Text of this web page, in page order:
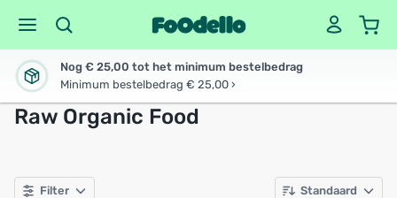
Nog € 25,00 tot het minimum bestelbedrag
Minimum bestelbedrag € 25,00 ›
Raw Organic Food
Filter Standaard